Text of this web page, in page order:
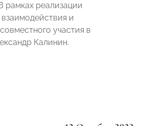
рамках реализации
и
участия в
Калинин.